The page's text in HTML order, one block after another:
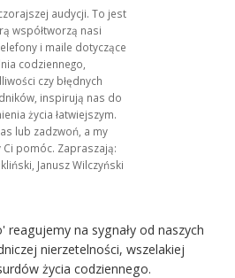
audycji. To jest
współtworzą nasi
i maile dotyczące
codziennego,
czy błędnych
inspirują nas do
życia łatwiejszym.
lub zadzwoń, a my
pomóc. Zapraszają:
Janusz Wilczyński
reagujemy na sygnały od naszych
nierzetelności, wszelakiej
życia codziennego.